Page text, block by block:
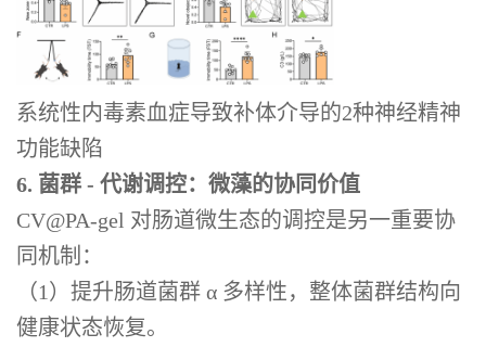
系统性内毒素血症导致补体介导的2种神经精神
功能缺陷
6. 菌群 - 代谢调控：微藻的协同价值
CV@PA-gel 对肠道微生态的调控是另一重要协
同机制：
（1）提升肠道菌群 α 多样性，整体菌群结构向
健康状态恢复。